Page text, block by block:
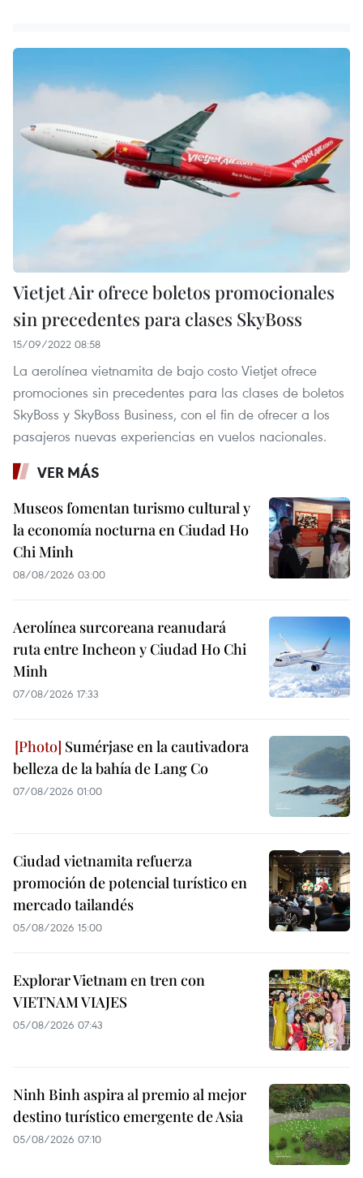
Vietjet Air ofrece boletos promocionales
sin precedentes para clases SkyBoss
15/09/2022 08:58
La aerolínea vietnamita de bajo costo Vietjet ofrece
promociones sin precedentes para las clases de boletos
SkyBoss y SkyBoss Business, con el fin de ofrecer a los
pasajeros nuevas experiencias en vuelos nacionales.
VER MÁS
Museos fomentan turismo cultural y
la economía nocturna en Ciudad Ho
Chi Minh
08/08/2026 03:00
Aerolínea surcoreana reanudará
ruta entre Incheon y Ciudad Ho Chi
Minh
07/08/2026 17:33
Sumérjase en la cautivadora
belleza de la bahía de Lang Co
07/08/2026 01:00
Ciudad vietnamita refuerza
promoción de potencial turístico en
mercado tailandés
05/08/2026 15:00
Explorar Vietnam en tren con
VIETNAM VIAJES
05/08/2026 07:43
Ninh Binh aspira al premio al mejor
destino turístico emergente de Asia
05/08/2026 07:10